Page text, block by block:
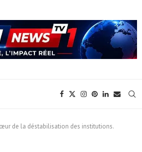
de la déstabilisation des institutions.